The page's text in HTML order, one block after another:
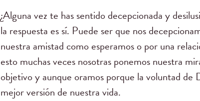
¿Alguna vez te has sentido decepcionada y
la respuesta es sí. Puede ser que nos
nuestra amistad como esperamos o por una
esto muchas veces nosotras ponemos nuestra
objetivo y aunque oramos porque la voluntad de
mejor versión de nuestra vida.